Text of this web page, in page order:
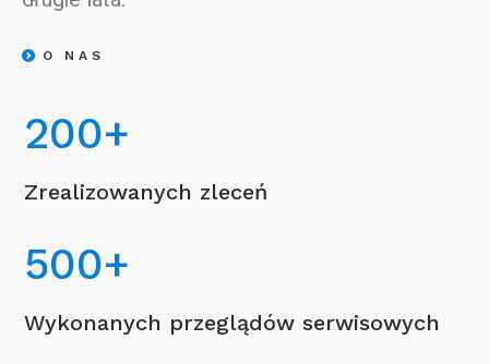
O NAS
200+
Zrealizowanych zleceń
500+
Wykonanych przeglądów serwisowych